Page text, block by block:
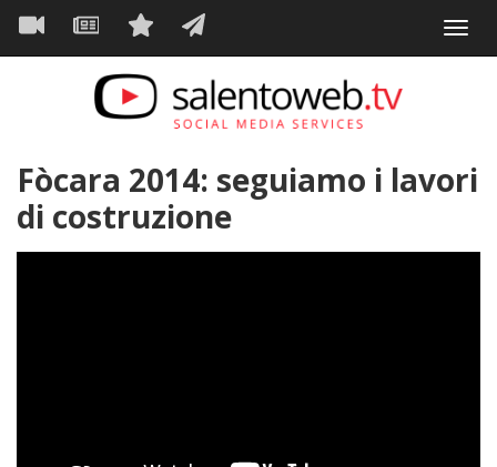
Salta
contenuto
Navigazione
principale
Fòcara 2014: seguiamo i lavori
di costruzione